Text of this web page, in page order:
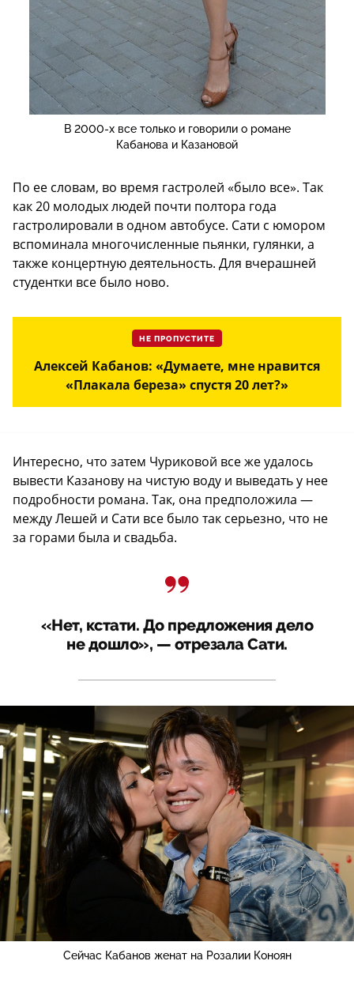
В 2000-х все только и говорили о романе
Кабанова и Казановой
По ее словам, во время гастролей «было все». Так
как 20 молодых людей почти полтора года
гастролировали в одном автобусе. Сати с юмором
вспоминала многочисленные пьянки, гулянки, а
также концертную деятельность. Для вчерашней
студентки все было ново.
НЕ ПРОПУСТИТЕ
Алексей Кабанов: «Думаете, мне нравится
«Плакала береза» спустя 20 лет?»
Интересно, что затем Чуриковой все же удалось
вывести Казанову на чистую воду и выведать у нее
подробности романа. Так, она предположила —
между Лешей и Сати все было так серьезно, что не
за горами была и свадьба.
«Нет, кстати. До предложения дело
не дошло», — отрезала Сати.
Сейчас Кабанов женат на Розалии Коноян